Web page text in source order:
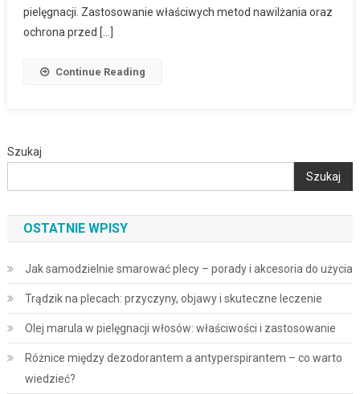
pielęgnacji. Zastosowanie właściwych metod nawilżania oraz
ochrona przed […]
Continue Reading
Szukaj
Szukaj
OSTATNIE WPISY
Jak samodzielnie smarować plecy – porady i akcesoria do użycia
Trądzik na plecach: przyczyny, objawy i skuteczne leczenie
Olej marula w pielęgnacji włosów: właściwości i zastosowanie
Różnice między dezodorantem a antyperspirantem – co warto
wiedzieć?